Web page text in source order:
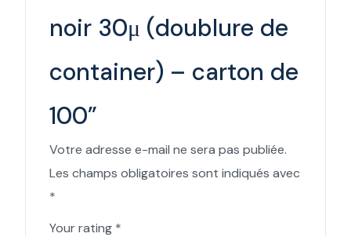
noir 30μ (doublure de
container) – carton de
100”
Votre adresse e-mail ne sera pas publiée.
Les champs obligatoires sont indiqués avec
*
Your rating *